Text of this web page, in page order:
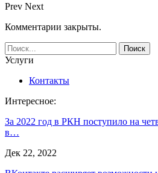
Prev Next
Комментарии закрыты.
Услуги
Контакты
Интересное:
За 2022 год в РКН поступило на
в…
Дек 22, 2022